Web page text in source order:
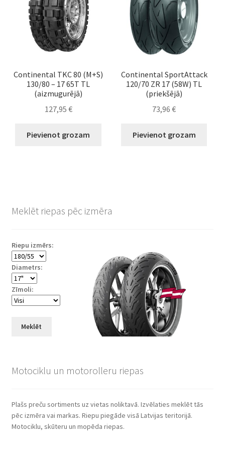
Continental TKC 80 (M+S)
130/80 – 17 65T TL
(aizmugurējā)
127,95 €
Pievienot grozam
Continental SportAttack
120/70 ZR 17 (58W) TL
(priekšējā)
73,96€
Pievienot grozam
Meklēt riepas pēc izmēra
Riepu izmērs:
Diametrs:
Zīmoli:
Meklēt
Motociklu un motorolleru riepas
Plašs preču sortiments uz vietas noliktavā. Izvēlaties meklēt tās
pēc izmēra vai markas. Riepu piegāde visā Latvijas teritorijā.
Motociklu, skūteru un mopēda riepas.